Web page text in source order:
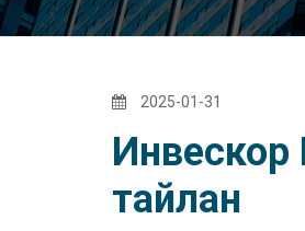
2025-01-31
тайлан